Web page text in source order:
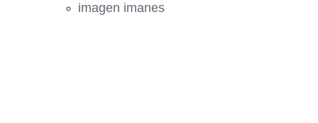
imagen imanes